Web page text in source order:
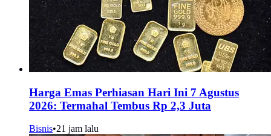
Harga Emas Perhiasan Hari Ini 7 Agustus
2026: Termahal Tembus Rp 2,3 Juta
Bisnis•21 jam lalu